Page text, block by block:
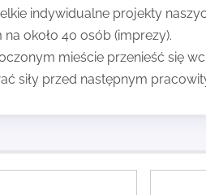
indywidualne projekty
około 40 osób (imprezy).
mieście przenieść się
siły przed następnym